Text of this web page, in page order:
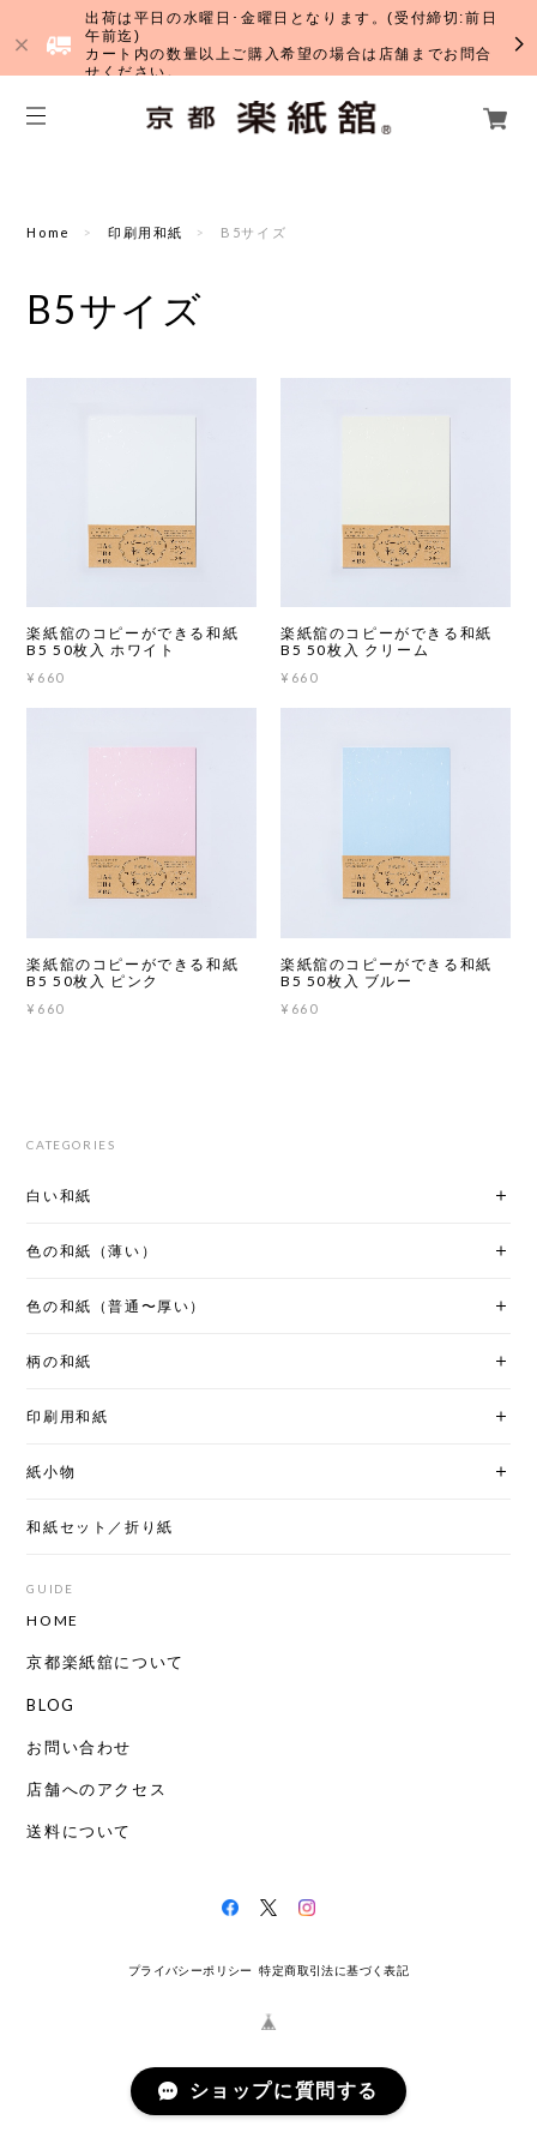
出荷は平日の水曜日･金曜日となります。(受付締切:前日
午前迄)
カート内の数量以上ご購入希望の場合は店舗までお問合
せください。
Home 印刷用和紙 B5サイズ
B5サイズ
楽紙舘のコピーができる和紙
B5 50枚入 ホワイト
¥660
楽紙舘のコピーができる和紙
B5 50枚入 クリーム
¥660
楽紙舘のコピーができる和紙
B5 50枚入 ピンク
¥660
楽紙舘のコピーができる和紙
B5 50枚入 ブルー
¥660
CATEGORIES
白い和紙
色の和紙（薄い）
色の和紙（普通〜厚い）
柄の和紙
印刷用和紙
紙小物
和紙セット／折り紙
GUIDE
HOME
京都楽紙舘について
BLOG
お問い合わせ
店舗へのアクセス
送料について
プライバシーポリシー 特定商取引法に基づく表記
ショップに質問する